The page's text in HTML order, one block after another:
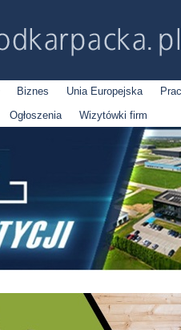
Biznes Unia Europejska
Ogłoszenia Wizytówki firm